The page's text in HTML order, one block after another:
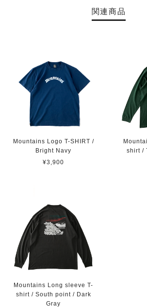
関連商品
Mountains Logo T-SHIRT /
Bright Navy
¥3,900
shirt /
Mountains Long sleeve T-
shirt / South point / Dark
Gray